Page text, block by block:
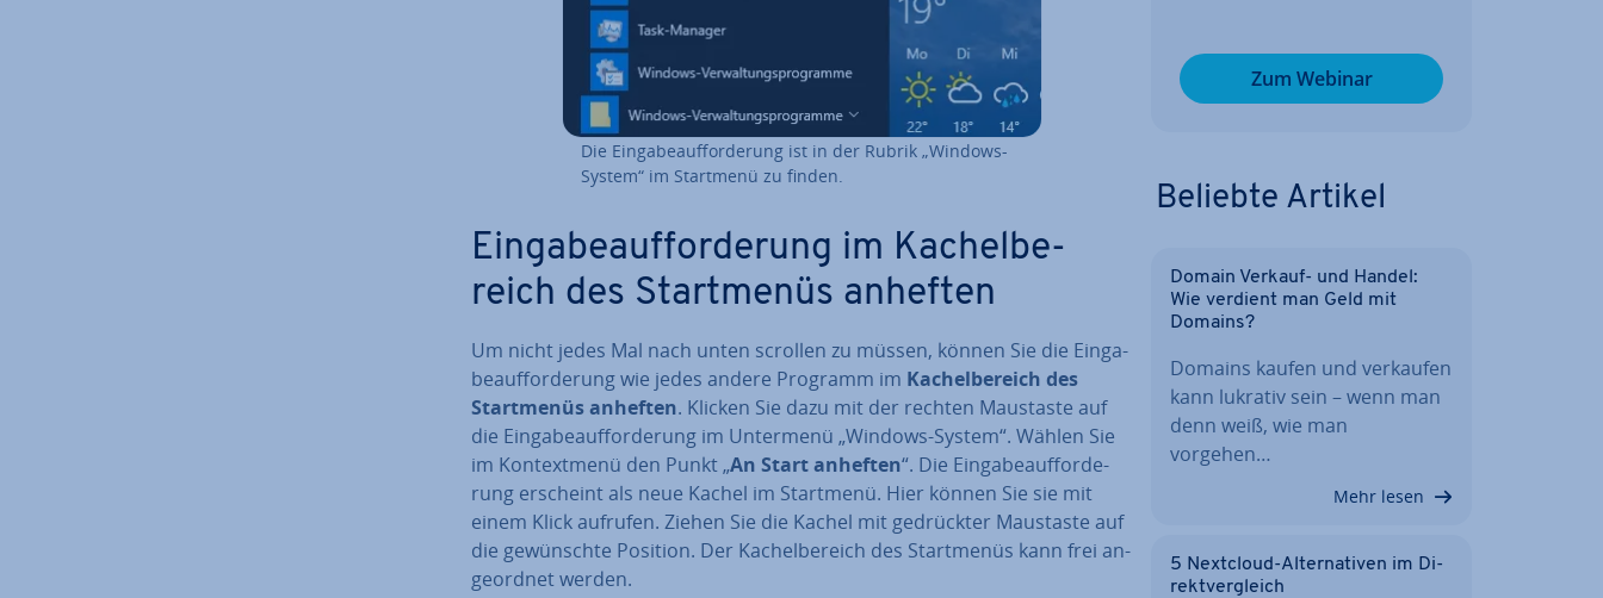
Die Ein­ga­be­auf­for­de­rung ist in der Rubrik „Windows-
System“ im Startmenü zu finden.
Ein­ga­be­auf­for­de­rung im Ka­chel­be­
reich des Start­me­nüs anheften
Um nicht jedes Mal nach unten scrollen zu müssen, können Sie die Ein­ga­
be­auf­for­de­rung wie jedes andere Programm im Ka­chel­be­reich des
Start­me­nüs anheften. Klicken Sie dazu mit der rechten Maustaste auf
die Ein­ga­be­auf­for­de­rung im Untermenü „Windows-System“. Wählen Sie
im Kon­text­me­nü den Punkt „An Start anheften“. Die Ein­ga­be­auf­for­de­
rung erscheint als neue Kachel im Startmenü. Hier können Sie sie mit
einem Klick aufrufen. Ziehen Sie die Kachel mit ge­drück­ter Maustaste auf
die ge­wünsch­te Position. Der Ka­chel­be­reich des Start­me­nüs kann frei an­
ge­ord­net werden.
Zum Webinar
Beliebte Artikel
Domain Verkauf- und Handel:
Wie verdient man Geld mit
Domains?
Domains kaufen und verkaufen
kann lukrativ sein – wenn man
denn weiß, wie man
vorgehen…
Mehr lesen
5 Nextcloud-Al­ter­na­ti­ven im Di­
rekt­ver­gleich